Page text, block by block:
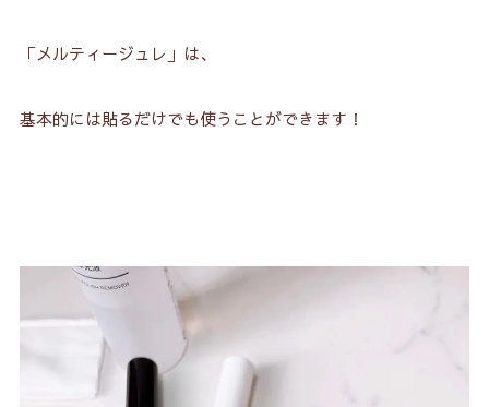
「メルティージュレ」は、
基本的には貼るだけでも使うことができます！